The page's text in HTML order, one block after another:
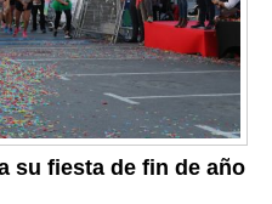
su fiesta de fin de año